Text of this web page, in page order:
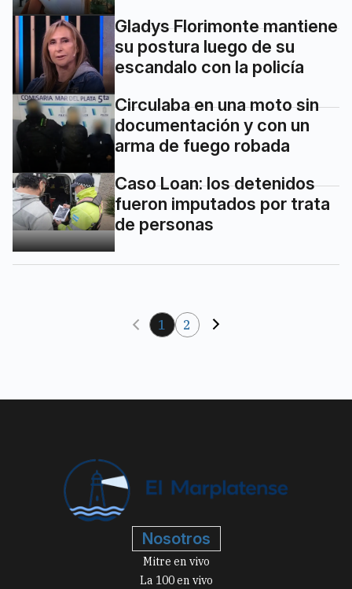
Gladys Florimonte mantiene
su postura luego de su
escandalo con la policía
Circulaba en una moto sin
documentación y con un
arma de fuego robada
Caso Loan: los detenidos
fueron imputados por trata
de personas
1 2
Nosotros
Mitre en vivo
La 100 en vivo